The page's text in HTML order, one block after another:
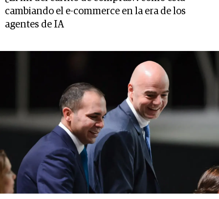
cambiando el e-commerce en la era de los
agentes de IA